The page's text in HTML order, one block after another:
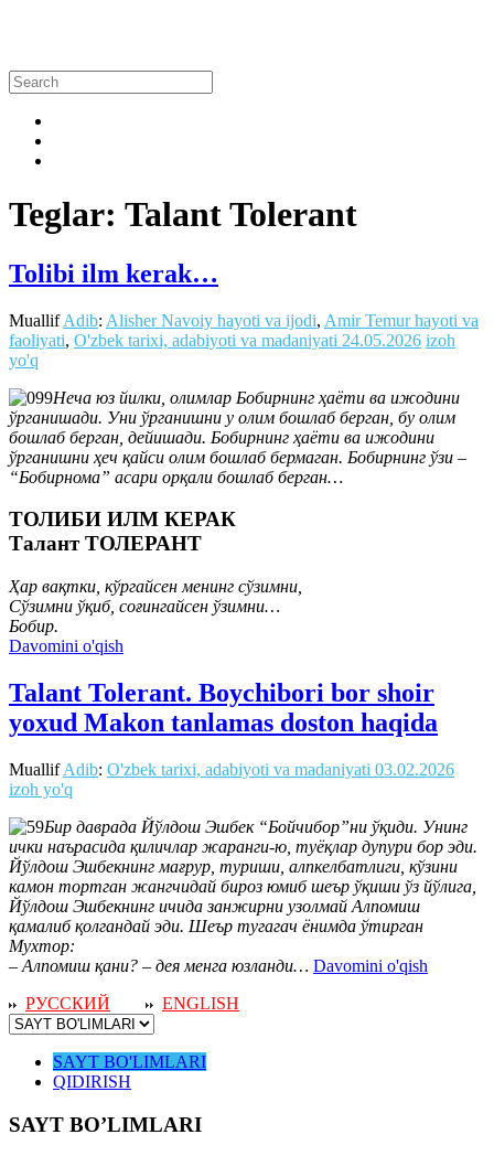
Teglar: Talant Tolerant
Tolibi ilm kerak…
MuallifAdib: Alisher Navoiy hayoti va ijodi, Amir Temur hayoti va
faoliyati, O'zbek tarixi, adabiyoti va madaniyati 24.05.2026 izoh
yo'q
Неча юз йилки, олимлар Бобирнинг ҳаёти ва ижодини
ўрганишади. Уни ўрганишни у олим бошлаб берган, бу олим
бошлаб берган, дейишади. Бобирнинг ҳаёти ва ижодини
ўрганишни ҳеч қайси олим бошлаб бермаган. Бобирнинг ўзи –
“Бобирнома” асари орқали бошлаб берган…
ТОЛИБИ ИЛМ КЕРАК
Талант ТОЛЕРАНТ
Ҳар вақтки, кўргайсен менинг сўзимни,
Сўзимни ўқиб, соғингайсен ўзимни…
Бобир.
Davomini o'qish
Talant Tolerant. Boychibori bor shoir
yoxud Makon tanlamas doston haqida
MuallifAdib: O'zbek tarixi, adabiyoti va madaniyati 03.02.2026
izoh yo'q
Бир даврада Йўлдош Эшбек “Бойчибор”ни ўқиди. Унинг
ички наърасида қиличлар жаранги-ю, туёқлар дупури бор эди.
Йўлдош Эшбекнинг мағрур, туриши, алпкелбатлиги, кўзини
камон тортган жангчидай бироз юмиб шеър ўқиши ўз йўлига,
Йўлдош Эшбекнинг ичида занжирни узолмай Алпомиш
қамалиб қолгандай эди. Шеър тугагач ёнимда ўтирган
Мухтор:
‒ Алпомиш қани? ‒ дея менга юзланди… Davomini o'qish
РУССКИЙ
ENGLISH
SAYT BO'LIMLARI
QIDIRISH
SAYT BO’LIMLARI